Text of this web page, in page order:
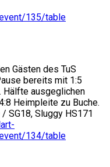
135/table
Gästen des TuS
bereits mit 1:5
Hälfte ausgeglichen
Heimpleite zu Buche.
SG18, Sluggy HS171
134/table